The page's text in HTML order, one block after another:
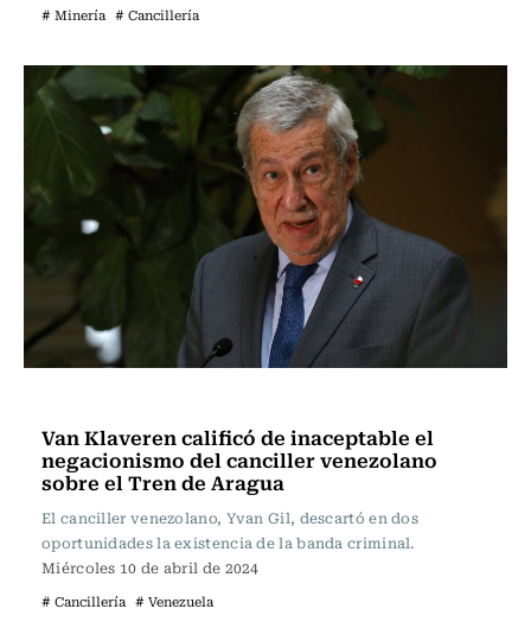
# Minería # Cancillería
Van Klaveren calificó de inaceptable el
negacionismo del canciller venezolano
sobre el Tren de Aragua
El canciller venezolano, Yvan Gil, descartó en dos
oportunidades la existencia de la banda criminal.
Miércoles 10 de abril de 2024
# Cancillería # Venezuela